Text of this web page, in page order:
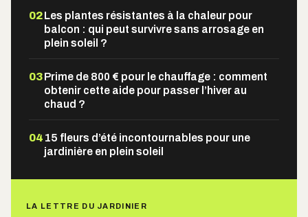
02Les plantes résistantes à la chaleur pour
balcon : qui peut survivre sans arrosage en
plein soleil ?
03Prime de 800 € pour le chauffage : comment
obtenir cette aide pour passer l’hiver au
chaud ?
04 15 fleurs d’été incontournables pour une
jardinière en plein soleil
LA LETTRE DU JARDINIER